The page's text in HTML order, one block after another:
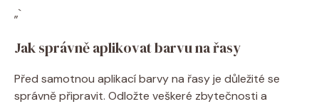
„`
Jak správně aplikovat barvu na řasy
Před samotnou aplikací barvy na řasy je důležité se
správně připravit. Odložte veškeré zbytečnosti a